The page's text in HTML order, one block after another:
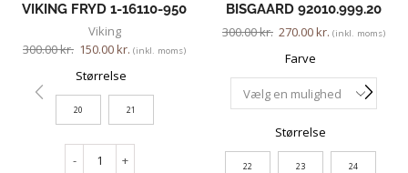
VIKING FRYD 1-16110-950
Viking
300.00kr. 150.00kr. (inkl. moms)
Størrelse
20 21
- +
BISGAARD 92010.999.20
300.00kr. 270.00kr. (inkl. moms)
Farve
Størrelse
22 23 24